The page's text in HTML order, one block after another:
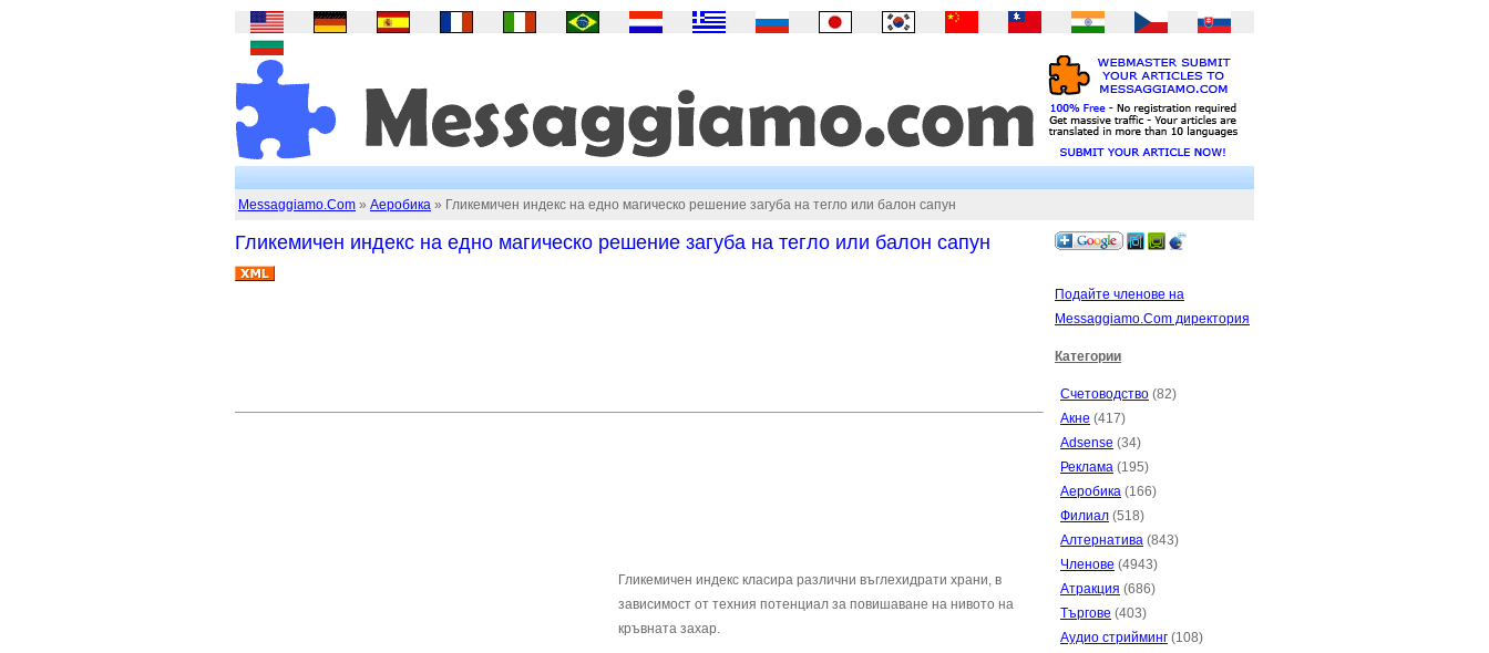
Messaggiamo.Com » Аеробика » Гликемичен индекс на едно магическо решение загуба на тегло или балон сапун
Гликемичен индекс на едно магическо решение загуба на тегло или балон сапун
Гликемичен индекс класира различни въглехидрати храни, в
зависимост от техния потенциал за повишаване на нивото на
кръвната захар.
Подайте членове на
Messaggiamo.Com директория
Категории
Счетоводство (82)
Акне (417)
Adsense (34)
Реклама (195)
Аеробика (166)
Филиал (518)
Алтернатива (843)
Членове (4943)
Атракция (686)
Търгове (403)
Аудио стрийминг (108)